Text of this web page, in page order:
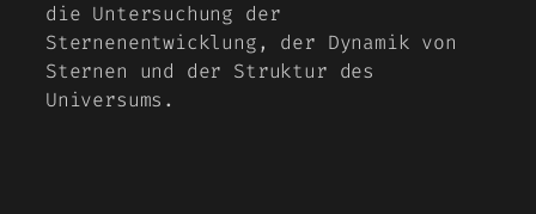
die Untersuchung der
Sternenentwicklung, der Dynamik von
Sternen und der Struktur des
Universums.